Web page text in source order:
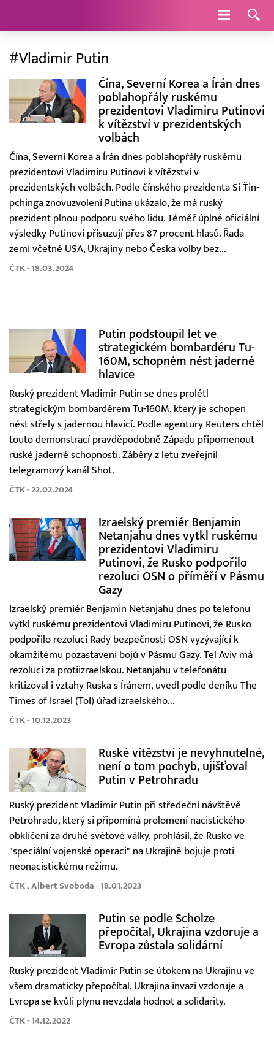
Navigace
#Vladimir Putin
Čína, Severní Korea a Írán dnes
poblahopřály ruskému
prezidentovi Vladimiru Putinovi
k vítězství v prezidentských
volbách
Čína, Severní Korea a Írán dnes poblahopřály ruskému
prezidentovi Vladimiru Putinovi k vítězství v
prezidentských volbách. Podle čínského prezidenta Si Ťin-
pchinga znovuzvolení Putina ukázalo, že má ruský
prezident plnou podporu svého lidu. Téměř úplné oficiální
výsledky Putinovi přisuzují přes 87 procent hlasů. Řada
zemí včetně USA, Ukrajiny nebo Česka volby bez...
ČTK - 18.03.2024
Putin podstoupil let ve
strategickém bombardéru Tu-
160M, schopném nést jaderné
hlavice
Ruský prezident Vladimir Putin se dnes prolétl
strategickým bombardérem Tu-160M, který je schopen
nést střely s jadernou hlavicí. Podle agentury Reuters chtěl
touto demonstrací pravděpodobně Západu připomenout
ruské jaderné schopnosti. Záběry z letu zveřejnil
telegramový kanál Shot.
ČTK - 22.02.2024
Izraelský premiér Benjamin
Netanjahu dnes vytkl ruskému
prezidentovi Vladimiru
Putinovi, že Rusko podpořilo
rezoluci OSN o příměří v Pásmu
Gazy
Izraelský premiér Benjamin Netanjahu dnes po telefonu
vytkl ruskému prezidentovi Vladimiru Putinovi, že Rusko
podpořilo rezoluci Rady bezpečnosti OSN vyzývající k
okamžitému pozastavení bojů v Pásmu Gazy. Tel Aviv má
rezoluci za protiizraelskou. Netanjahu v telefonátu
kritizoval i vztahy Ruska s Íránem, uvedl podle deníku The
Times of Israel (ToI) úřad izraelského...
ČTK - 10.12.2023
Ruské vítězství je nevyhnutelné,
není o tom pochyb, ujišťoval
Putin v Petrohradu
Ruský prezident Vladimir Putin při středeční návštěvě
Petrohradu, který si připomíná prolomení nacistického
obklíčení za druhé světové války, prohlásil, že Rusko ve
"speciální vojenské operaci" na Ukrajině bojuje proti
neonacistickému režimu.
ČTK , Albert Svoboda - 18.01.2023
Putin se podle Scholze
přepočítal, Ukrajina vzdoruje a
Evropa zůstala solidární
Ruský prezident Vladimir Putin se útokem na Ukrajinu ve
všem dramaticky přepočítal, Ukrajina invazi vzdoruje a
Evropa se kvůli plynu nevzdala hodnot a solidarity.
ČTK - 14.12.2022